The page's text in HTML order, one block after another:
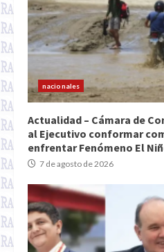
nacionales
Actualidad – Cámara de
al Ejecutivo conformar
enfrentar Fenómeno El
7 de agosto de 2026